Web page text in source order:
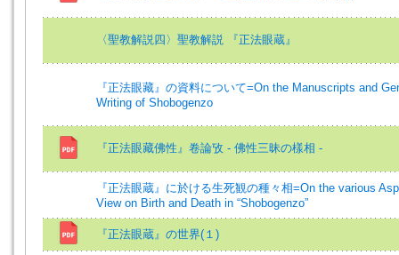
〈聖教解説四〉聖教解説 『正法眼蔵』
『正法眼藏』の資料について=On the Manuscripts and
Writing of Shobogenzo
『正法眼藏佛性』卷論攷 - 佛性三昧の樣相 -
『正法眼蔵』に於ける生死観の種々相=On the various
View on Birth and Death in “Shobogenzo”
『正法眼蔵』の世界(１)